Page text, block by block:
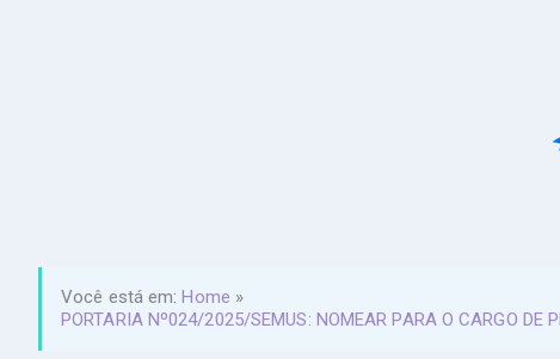
Você está em:Home »
PORTARIA Nº024/2025/SEMUS: NOMEAR PARA O CARGO DE